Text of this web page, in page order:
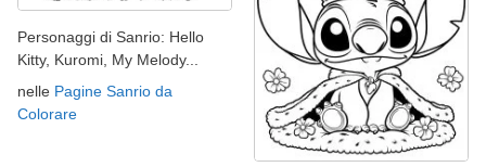
Personaggi di Sanrio: Hello
Kitty, Kuromi, My Melody...
nelle Pagine Sanrio da
Colorare